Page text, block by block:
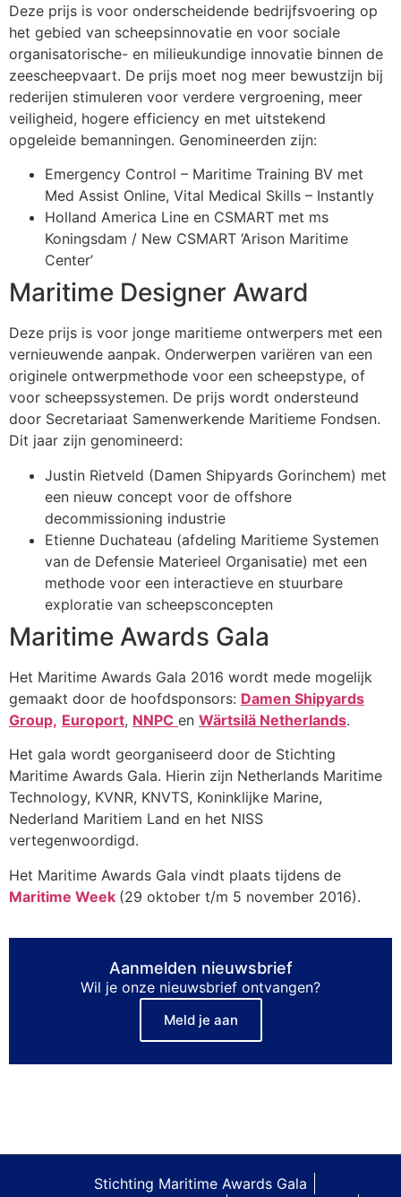
Deze prijs is voor onderscheidende bedrijfsvoering op
het gebied van scheepsinnovatie en voor sociale
organisatorische- en milieukundige innovatie binnen de
zeescheepvaart. De prijs moet nog meer bewustzijn bij
rederijen stimuleren voor verdere vergroening, meer
veiligheid, hogere efficiency en met uitstekend
opgeleide bemanningen. Genomineerden zijn:
Emergency Control – Maritime Training BV met
Med Assist Online, Vital Medical Skills – Instantly
Holland America Line en CSMART met ms
Koningsdam / New CSMART ‘Arison Maritime
Center’
Maritime Designer Award
Deze prijs is voor jonge maritieme ontwerpers met een
vernieuwende aanpak. Onderwerpen variëren van een
originele ontwerpmethode voor een scheepstype, of
voor scheepssystemen. De prijs wordt ondersteund
door Secretariaat Samenwerkende Maritieme Fondsen.
Dit jaar zijn genomineerd:
Justin Rietveld (Damen Shipyards Gorinchem) met
een nieuw concept voor de offshore
decommissioning industrie
Etienne Duchateau (afdeling Maritieme Systemen
van de Defensie Materieel Organisatie) met een
methode voor een interactieve en stuurbare
exploratie van scheepsconcepten
Maritime Awards Gala
Het Maritime Awards Gala 2016 wordt mede mogelijk
gemaakt door de hoofdsponsors: Damen Shipyards
Group, Europort, NNPC en Wärtsilä Netherlands.
Het gala wordt georganiseerd door de Stichting
Maritime Awards Gala. Hierin zijn Netherlands Maritime
Technology, KVNR, KNVTS, Koninklijke Marine,
Nederland Maritiem Land en het NISS
vertegenwoordigd.
Het Maritime Awards Gala vindt plaats tijdens de
Maritime Week (29 oktober t/m 5 november 2016).
Aanmelden nieuwsbrief
Wil je onze nieuwsbrief ontvangen?
Meld je aan
Stichting Maritime Awards Gala